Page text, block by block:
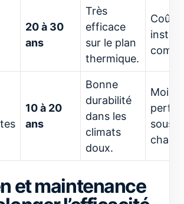
20 à 30
ans
Très
efficace
sur le plan
thermique.
Coût
10 à 20
ans
Bonne
durabilité
dans les
climats
doux.
Moins
sous
et maintenance